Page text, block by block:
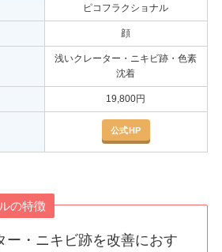
ピコフラクショナル
顔
浅いクレーター・ニキビ跡・色素
沈着
19,800円
公式HP
の特徴
ー・ニキビ跡を改善におす